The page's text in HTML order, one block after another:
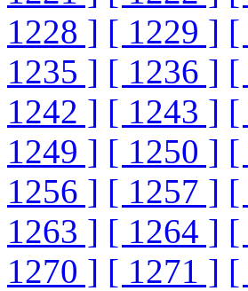
1228 ] [ 1229 ] [
1235 ] [ 1236 ] [
1242 ] [ 1243 ] [
1249 ] [ 1250 ] [
1256 ] [ 1257 ] [
1263 ] [ 1264 ] [
1270 ] [ 1271 ] [